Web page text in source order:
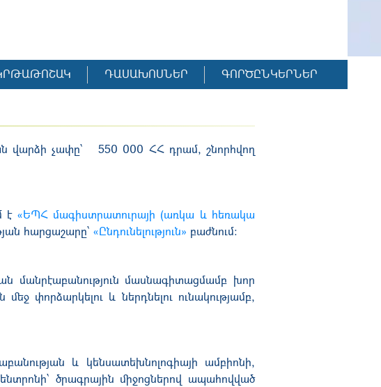
ԴԱՍԱԽՈՍՆԵՐ ԳՈՐԾԸՆԿԵՐՆԵՐ
վարձի չափը՝
550 000 ՀՀ դրամ, շնորհվող
է «ԵՊՀ մագիստրատուրայի (առկա և հեռակա
հարցաշարը՝ «Ընդունելություն» բաժնում։
մանրէաբանություն մասնագիտացմամբ խոր
փորձարկելու և ներդնելու ունակությամբ,
և կենսատեխնոլոգիայի ամբիոնի,
ծրագրային միջոցներով ապահովված